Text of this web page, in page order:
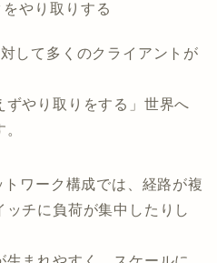
やり取りする
して多くのクライアントが
ずやり取りをする」世界へ
ワーク構成では、経路が複
チに負荷が集中したりし